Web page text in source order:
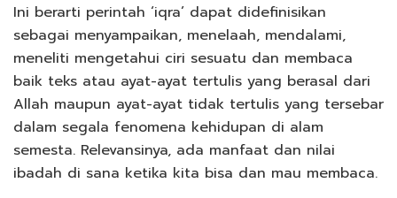
Ini berarti perintah ‘iqra’ dapat didefinisikan
sebagai menyampaikan, menelaah, mendalami,
meneliti mengetahui ciri sesuatu dan membaca
baik teks atau ayat-ayat tertulis yang berasal dari
Allah maupun ayat-ayat tidak tertulis yang tersebar
dalam segala fenomena kehidupan di alam
semesta. Relevansinya, ada manfaat dan nilai
ibadah di sana ketika kita bisa dan mau membaca.